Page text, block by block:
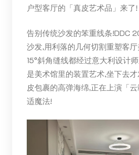
户型客厅的「真皮艺术品」来了!
告别传统沙发的笨重线条!DDC
沙发,用利落的几何切割重塑客
15°斜角缝线都经过意大利设计
是美术馆里的装置艺术,坐下去
皮包裹的高弹海绵,正在上演「
适魔法!